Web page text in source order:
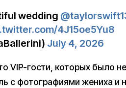
wedding
4J15oe5Yu8
July 4, 2026
VIP-гости, которых было
с фотографиями жениха и